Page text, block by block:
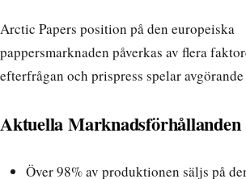
Arctic Papers position på den europeiska
pappersmarknaden påverkas av flera
efterfrågan och prispress spelar
Aktuella Marknadsförhållanden
Över 98% av produktionen säljs på